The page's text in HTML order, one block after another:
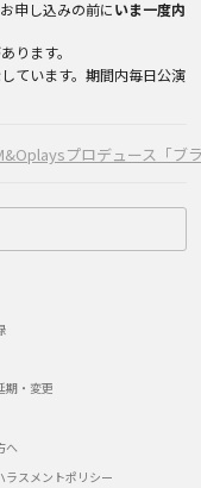
プロデュース「ブ
申し込みの前にいま一度内
ります。
ています。期間内毎日公演
期・変更
へ
ラスメントポリシー